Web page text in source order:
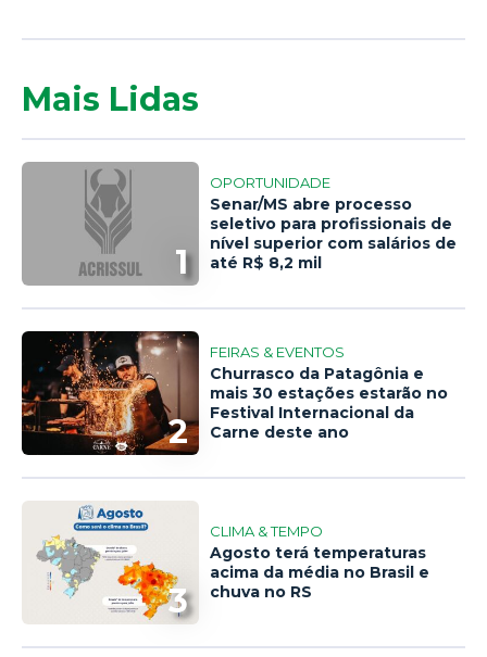
Mais Lidas
1
OPORTUNIDADE
Senar/MS abre processo
seletivo para profissionais de
nível superior com salários de
até R$ 8,2 mil
2
FEIRAS & EVENTOS
Churrasco da Patagônia e
mais 30 estações estarão no
Festival Internacional da
Carne deste ano
3
CLIMA & TEMPO
Agosto terá temperaturas
acima da média no Brasil e
chuva no RS